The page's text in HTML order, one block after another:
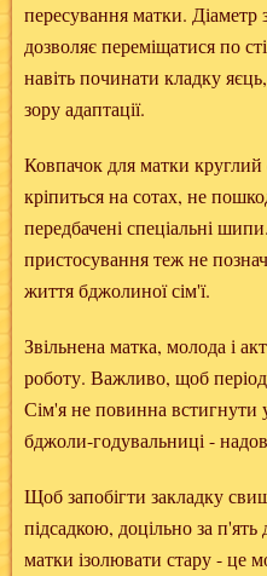
пересування матки. Діаметр
дозволяє переміщатися по
навіть починати кладку
зору адаптації.
Ковпачок для матки
кріпиться на сотах, не
передбачені спеціальні
пристосування теж не
життя бджолиної сім'ї.
Звільнена матка, молода і
роботу. Важливо, щоб період
Сім'я не повинна встигнути
бджоли-годувальниці -
Щоб запобігти закладку
підсадкою, доцільно за
матки ізолювати стару - це